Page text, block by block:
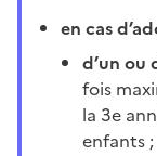
en cas
d’un ou
fois
la 3e
enfants ;